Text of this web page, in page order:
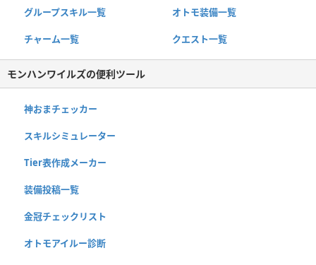
グループスキル一覧 オトモ装備一覧
チャーム一覧 クエスト一覧
モンハンワイルズの便利ツール
神おまチェッカー
スキルシミュレーター
Tier表作成メーカー
装備投稿一覧
金冠チェックリスト
オトモアイルー診断